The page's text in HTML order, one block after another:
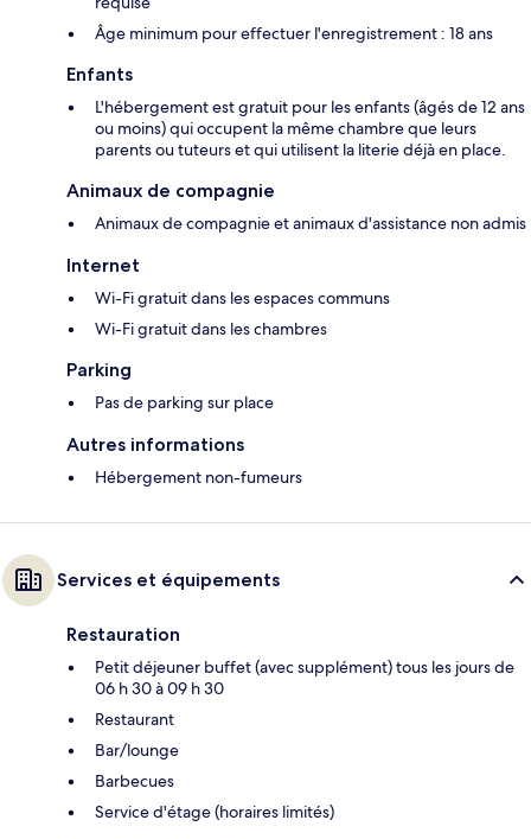
Âge minimum pour effectuer l'enregistrement : 18 ans
Enfants
L'hébergement est gratuit pour les enfants (âgés de 12 ans
ou moins) qui occupent la même chambre que leurs
parents ou tuteurs et qui utilisent la literie déjà en place.
Animaux de compagnie
Animaux de compagnie et animaux d'assistance non admis
Internet
Wi-Fi gratuit dans les espaces communs
Wi-Fi gratuit dans les chambres
Parking
Pas de parking sur place
Autres informations
Hébergement non-fumeurs
Services et équipements
Restauration
Petit déjeuner buffet (avec supplément) tous les jours de
06 h 30 à 09 h 30
Restaurant
Bar/lounge
Barbecues
Service d'étage (horaires limités)